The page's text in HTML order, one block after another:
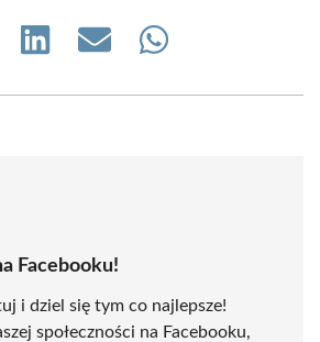
Share
Share
Share
Facebooku!
i dziel się tym co najlepsze!
społeczności na Facebooku,